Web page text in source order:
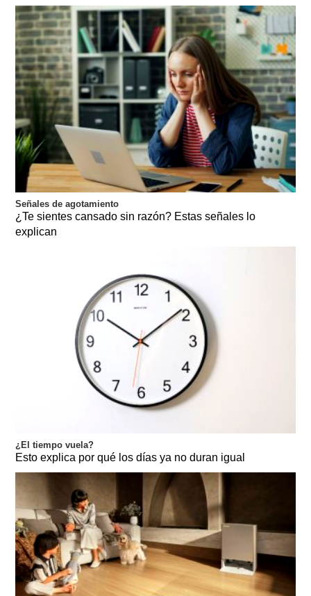
Señales de agotamiento
¿Te sientes cansado sin razón? Estas señales lo
explican
¿El tiempo vuela?
Esto explica por qué los días ya no duran igual